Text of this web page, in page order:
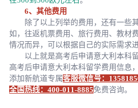
6、其他费用
除了以上列举的费用，还有一些其
如，往返机票费用、旅行费用、教材
情况而异，可以根据自己的实际需求
以上就是高考后申请意大利本科留
高考后申请意大利本科留学费用信息
添加新航道专属客服微信号：
全国热线：400-011-8885免费咨询。